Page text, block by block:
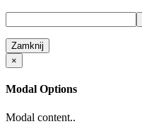
Zamknij
×
Modal Options
Modal content..